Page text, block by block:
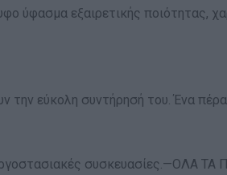
ύφασμα εξαιρετικής ποιότητας,
την εύκολη συντήρησή του. Ένα
εργοστασιακές